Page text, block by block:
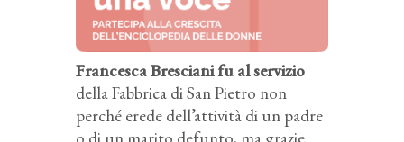
Francesca Bresciani fu al servizio
della Fabbrica di San Pietro non
perché erede dell’attività di un padre